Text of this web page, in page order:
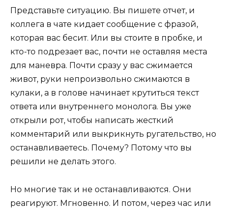
Представьте ситуацию. Вы пишете отчет, и
коллега в чате кидает сообщение с фразой,
которая вас бесит. Или вы стоите в пробке, и
кто-то подрезает вас, почти не оставляя места
для маневра. Почти сразу у вас сжимается
живот, руки непроизвольно сжимаются в
кулаки, а в голове начинает крутиться текст
ответа или внутреннего монолога. Вы уже
открыли рот, чтобы написать жесткий
комментарий или выкрикнуть ругательство, но
останавливаетесь. Почему? Потому что вы
решили не делать этого.
Но многие так и не останавливаются. Они
реагируют. Мгновенно. И потом, через час или